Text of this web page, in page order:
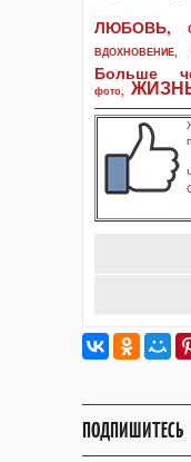
ЛЮБОВЬ,
ВДОХНОВЕНИЕ,
Больше
фото,
ПОДПИШИТЕСЬ